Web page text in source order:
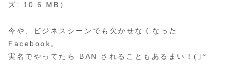
ズ: 10.6 MB）
今や、ビジネスシーンでも欠かせなくなった
Facebook。
実名でやってたら BAN されることもあるまい！(｣°